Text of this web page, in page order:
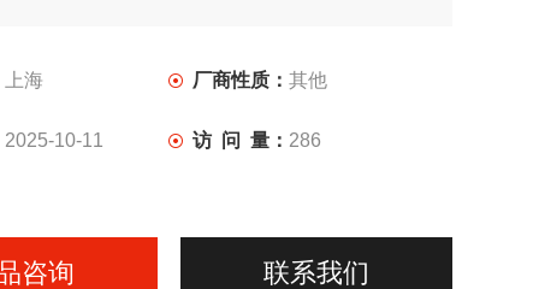
上海 厂商性质：其他
2025-10-11 访 问 量： 286
咨询 联系我们